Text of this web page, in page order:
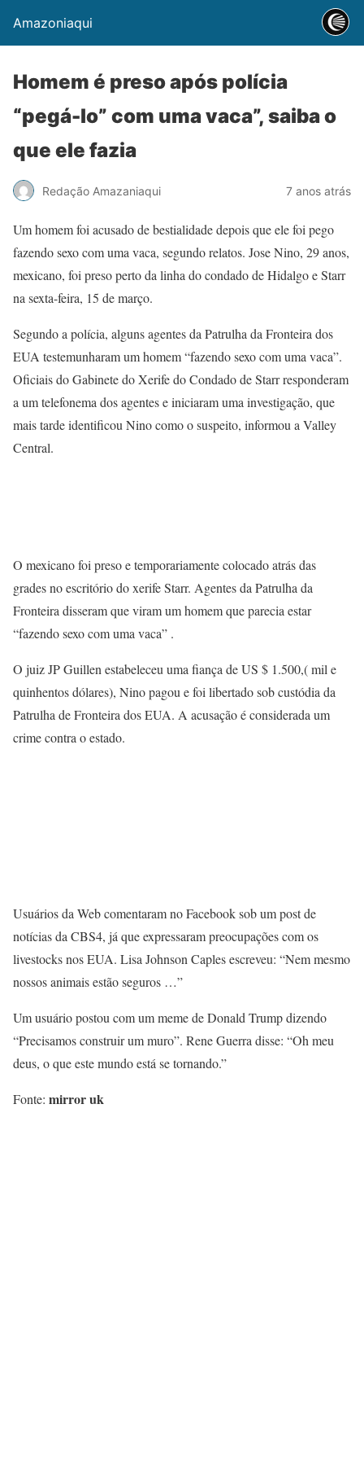
Amazoniaqui
Homem é preso após polícia
“pegá-lo” com uma vaca”, saiba o
que ele fazia
Redação Amazaniaqui 7 anos atrás
Um homem foi acusado de bestialidade depois que ele foi pego
fazendo sexo com uma vaca, segundo relatos. Jose Nino, 29 anos,
mexicano, foi preso perto da linha do condado de Hidalgo e Starr
na sexta-feira, 15 de março.
Segundo a polícia, alguns agentes da Patrulha da Fronteira dos
EUA testemunharam um homem “fazendo sexo com uma vaca”.
Oficiais do Gabinete do Xerife do Condado de Starr responderam
a um telefonema dos agentes e iniciaram uma investigação, que
mais tarde identificou Nino como o suspeito, informou a Valley
Central.
O mexicano foi preso e temporariamente colocado atrás das
grades no escritório do xerife Starr. Agentes da Patrulha da
Fronteira disseram que viram um homem que parecia estar
“fazendo sexo com uma vaca” .
O juiz JP Guillen estabeleceu uma fiança de US $ 1.500,( mil e
quinhentos dólares), Nino pagou e foi libertado sob custódia da
Patrulha de Fronteira dos EUA. A acusação é considerada um
crime contra o estado.
Usuários da Web comentaram no Facebook sob um post de
notícias da CBS4, já que expressaram preocupações com os
livestocks nos EUA. Lisa Johnson Caples escreveu: “Nem mesmo
nossos animais estão seguros …”
Um usuário postou com um meme de Donald Trump dizendo
“Precisamos construir um muro”. Rene Guerra disse: “Oh meu
deus, o que este mundo está se tornando.”
Fonte: mirror uk